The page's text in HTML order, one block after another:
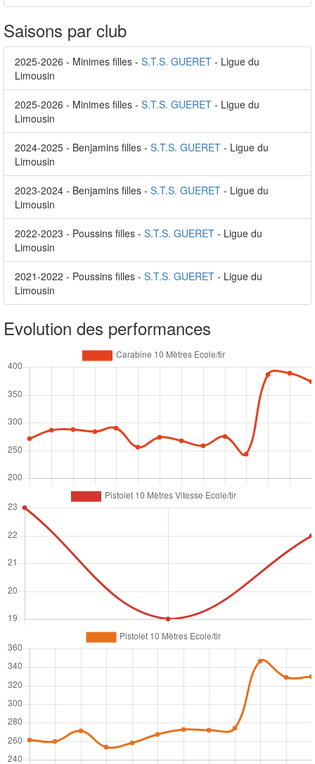
Saisons par club
2025-2026 - Minimes filles - S.T.S. GUERET - Ligue du
Limousin
2025-2026 - Minimes filles - S.T.S. GUERET - Ligue du
Limousin
2024-2025 - Benjamins filles - S.T.S. GUERET - Ligue du
Limousin
2023-2024 - Benjamins filles - S.T.S. GUERET - Ligue du
Limousin
2022-2023 - Poussins filles - S.T.S. GUERET - Ligue du
Limousin
2021-2022 - Poussins filles - S.T.S. GUERET - Ligue du
Limousin
Evolution des performances